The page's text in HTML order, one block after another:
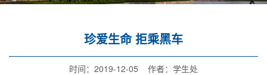
珍爱生命 拒乘黑车
时间：2019-12-05 作者：学生处